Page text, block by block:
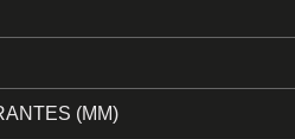
(MM)